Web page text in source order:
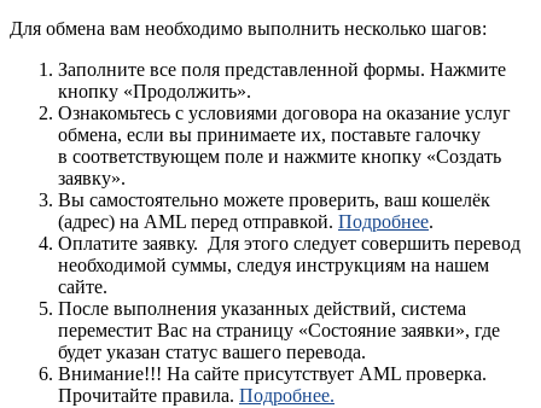
Для обмена вам необходимо выполнить несколько шагов:
Заполните все поля представленной формы. Нажмите
кнопку «Продолжить».
Ознакомьтесь с условиями договора на оказание услуг
обмена, если вы принимаете их, поставьте галочку
в соответствующем поле и нажмите кнопку «Создать
заявку».
Вы самостоятельно можете проверить, ваш кошелёк
(адрес) на AML перед отправкой. Подробнее.
Оплатите заявку. Для этого следует совершить перевод
необходимой суммы, следуя инструкциям на нашем
сайте.
После выполнения указанных действий, система
переместит Вас на страницу «Состояние заявки», где
будет указан статус вашего перевода.
Внимание!!! На сайте присутствует AML проверка.
Прочитайте правила. Подробнее.